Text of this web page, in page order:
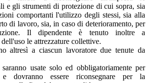
e gli strumenti di protezione di cui sopra, sia
comportanti l'utilizzo degli stessi, sia alla
di lavoro, sia, in caso di deterioramento, per
Il dipendente è tenuto inoltre a
le attrezzature collettive.
altresì a ciascun lavoratore due tenute da
usate solo ed obbligatoriamente per
dovranno essere riconsegnare per la